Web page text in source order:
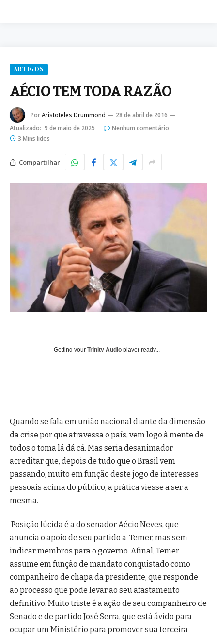
ARTIGOS
AÉCIO TEM TODA RAZÃO
PorAristoteles Drummond
28 de abril de 2016
Atualizado: 9 de maio de 2025
Nenhum comentário
3 Mins lidos
Compartilhar
Getting your Trinity Audio player ready...
Quando se fala em união nacional diante da dimensão
da crise por que atravessa o país, vem logo à mente de
todos o toma lá dá cá. Mas seria desanimador
acreditar que, depois de tudo que o Brasil vem
passando, muito em função deste jogo de interesses
pessoais acima do público, a prática viesse a ser a
mesma.
Posição lúcida é a do senador Aécio Neves, que
anuncia o apoio de seu partido a Temer, mas sem
indicar membros para o governo. Afinal, Temer
assume em função de mandato conquistado como
companheiro de chapa da presidente, que responde
ao processo que pode levar ao seu afastamento
definitivo. Muito triste é a ação de seu companheiro de
Senado e de partido José Serra, que está ávido para
ocupar um Ministério para promover sua terceira